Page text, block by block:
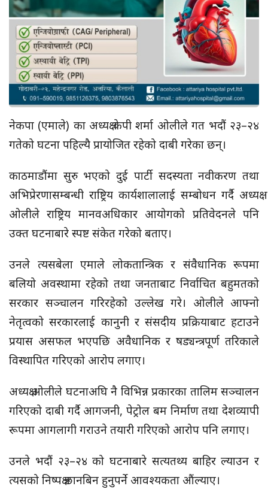
नेकपा (एमाले) का अध्यक्ष केपी शर्मा ओलीले गत भदौं २३–२४
गतेको घटना पहिल्यै प्रायोजित रहेको दाबी गरेका छन्।
काठमाडौंमा सुरु भएको दुई पार्टी सदस्यता नवीकरण तथा
अभिप्रेरणासम्बन्धी राष्ट्रिय कार्यशालालाई सम्बोधन गर्दै अध्यक्ष
ओलीले राष्ट्रिय मानवअधिकार आयोगको प्रतिवेदनले पनि
उक्त घटनाबारे स्पष्ट संकेत गरेको बताए।
उनले त्यसबेला एमाले लोकतान्त्रिक र संवैधानिक रूपमा
बलियो अवस्थामा रहेको तथा जनताबाट निर्वाचित बहुमतको
सरकार सञ्चालन गरिरहेको उल्लेख गरे। ओलीले आफ्नो
नेतृत्वको सरकारलाई कानुनी र संसदीय प्रक्रियाबाट हटाउने
प्रयास असफल भएपछि अवैधानिक र षड्यन्त्रपूर्ण तरिकाले
विस्थापित गरिएको आरोप लगाए।
अध्यक्ष ओलीले घटनाअघि नै विभिन्न प्रकारका तालिम सञ्चालन
गरिएको दाबी गर्दै आगजनी, पेट्रोल बम निर्माण तथा देशव्यापी
रूपमा आगलागी गराउने तयारी गरिएको आरोप पनि लगाए।
उनले भदौं २३–२४ को घटनाबारे सत्यतथ्य बाहिर ल्याउन र
त्यसको निष्पक्ष छानबिन हुनुपर्ने आवश्यकता औंल्याए।